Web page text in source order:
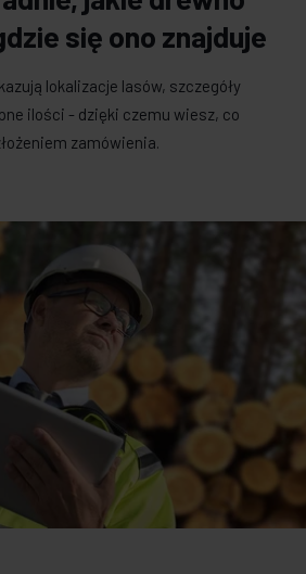
się ono znajduje
lokalizacje lasów, szczegóły
ilości - dzięki czemu wiesz, co
zamówienia.